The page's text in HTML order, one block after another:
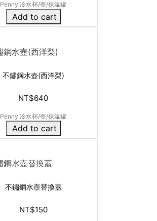
Penny 冷水杯/壺/保溫罐
Add to cart
不鏽鋼水壺(西洋梨)
NT$640
Penny 冷水杯/壺/保溫罐
Add to cart
不鏽鋼水壺替換蓋
NT$150